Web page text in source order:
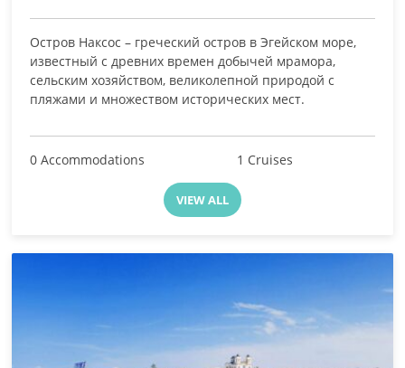
Остров Наксос – греческий остров в Эгейском море,
известный с древних времен добычей мрамора,
сельским хозяйством, великолепной природой с
пляжами и множеством исторических мест.
0 Accommodations 1 Cruises
VIEW ALL